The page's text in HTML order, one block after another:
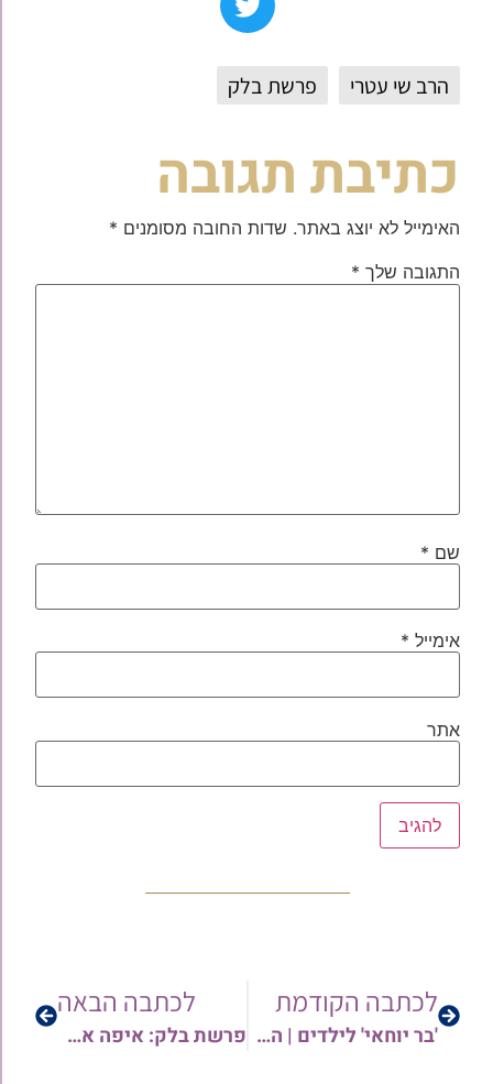
הרב שי עטרי פרשת בלק
כתיבת תגובה
האימייל לא יוצג באתר. שדות החובה מסומנים *
התגובה שלך *
שם *
אימייל *
אתר
לכתבה הקודמת
'בר יוחאי' לילדים | הרב אורן צדוק
לכתבה הבאה
פרשת בלק: איפה אתה – אחרי המחשבות שלך! | הרב אריה צברי